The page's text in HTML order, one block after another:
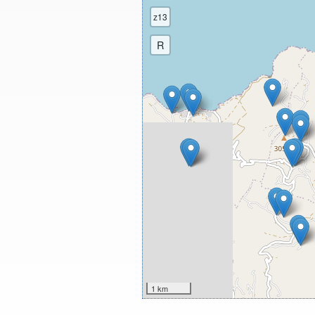
z13
R
1 km